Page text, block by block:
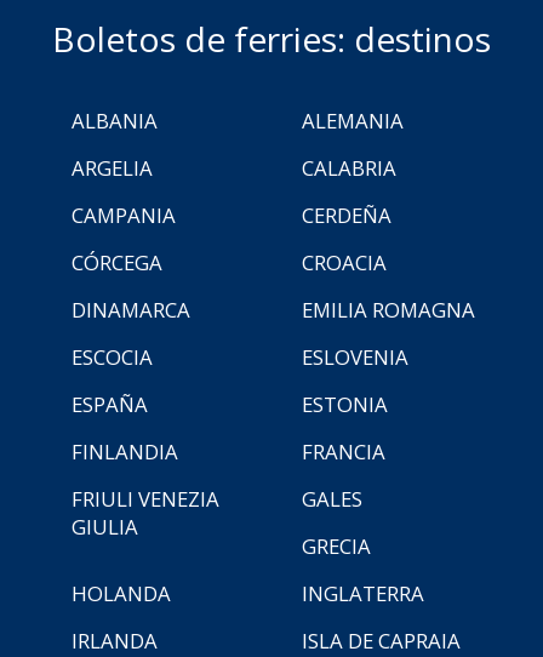
Boletos de ferries: destinos
ALBANIA
ALEMANIA
ARGELIA
CALABRIA
CAMPANIA
CERDEÑA
CÓRCEGA
CROACIA
DINAMARCA
EMILIA ROMAGNA
ESCOCIA
ESLOVENIA
ESPAÑA
ESTONIA
FINLANDIA
FRANCIA
FRIULI VENEZIA
GIULIA
GALES
GRECIA
HOLANDA
INGLATERRA
IRLANDA
ISLA DE CAPRAIA